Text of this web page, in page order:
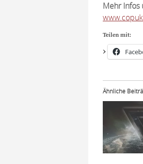
Mehr Infos
Teilen mit:
Ähnliche